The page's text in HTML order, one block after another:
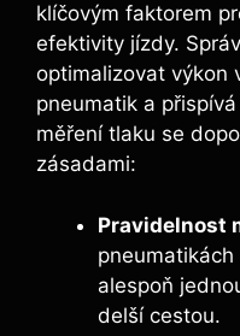
klíčovým faktorem
efektivity jízdy.
optimalizovat výkon
pneumatik a
měření tlaku se
zásadami:
Pravidelnost
alespoň
delší cestou.